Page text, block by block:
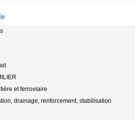
et ferroviaire
drainage, renforcement, stabilisation